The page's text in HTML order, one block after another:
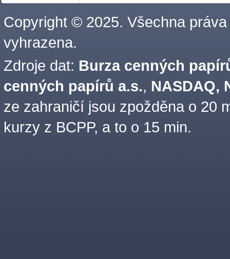
Copyright © 2025. Všechna práva
vyhrazena.
Zdroje dat: Burza cenných
cenných papírů a.s., NASDAQ,
ze zahraničí jsou zpožděna o 20
kurzy z BCPP, a to o 15 min.